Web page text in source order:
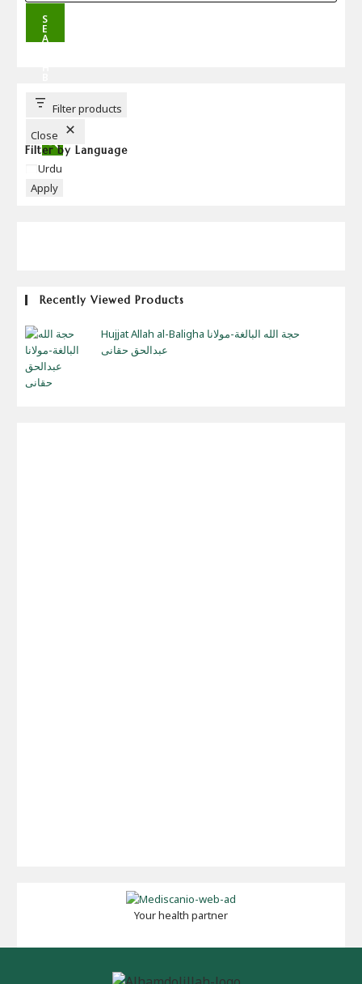
S
E
A
T
T
Filter products
Close
Filter by Language
Language
Urdu
Apply
Recently Viewed Products
Hujjat Allah al-Baligha حجة الله البالغة-مولانا
عبدالحق حقانی
Your health partner